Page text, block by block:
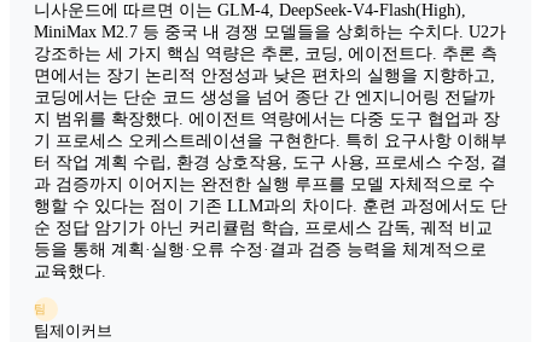
니사운드에 따르면 이는 GLM-4, DeepSeek-V4-Flash(High),
MiniMax M2.7 등 중국 내 경쟁 모델들을 상회하는 수치다. U2가
강조하는 세 가지 핵심 역량은 추론, 코딩, 에이전트다. 추론 측
면에서는 장기 논리적 안정성과 낮은 편차의 실행을 지향하고,
코딩에서는 단순 코드 생성을 넘어 종단 간 엔지니어링 전달까
지 범위를 확장했다. 에이전트 역량에서는 다중 도구 협업과 장
기 프로세스 오케스트레이션을 구현한다. 특히 요구사항 이해부
터 작업 계획 수립, 환경 상호작용, 도구 사용, 프로세스 수정, 결
과 검증까지 이어지는 완전한 실행 루프를 모델 자체적으로 수
행할 수 있다는 점이 기존 LLM과의 차이다. 훈련 과정에서도 단
순 정답 암기가 아닌 커리큘럼 학습, 프로세스 감독, 궤적 비교
등을 통해 계획·실행·오류 수정·결과 검증 능력을 체계적으로
교육했다.
팀
팀제이커브